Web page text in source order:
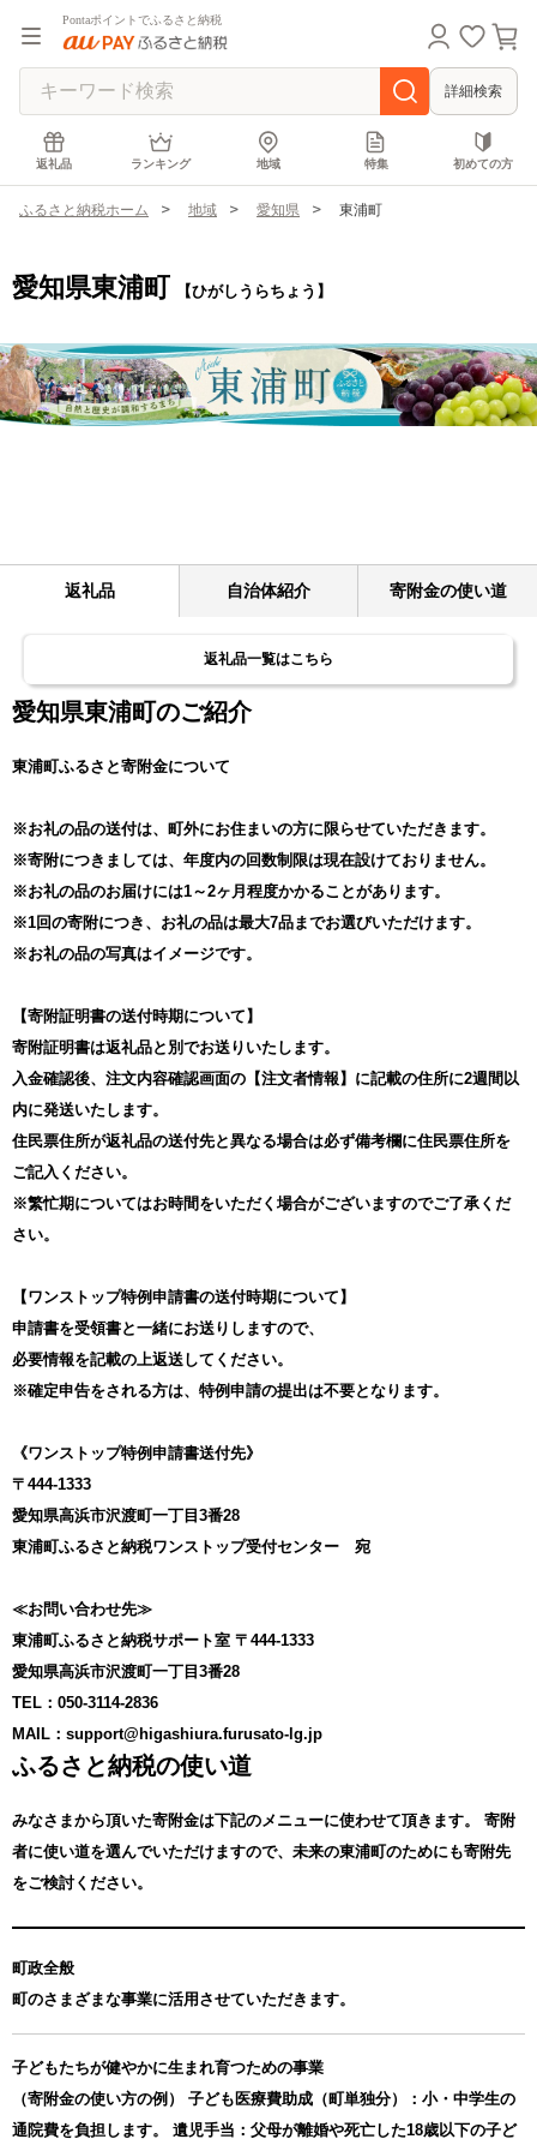
Pontaポイントでふるさと納税
詳細検索
返礼品 ランキング 地域 特集 初めての方
ふるさと納税ホーム 地域 愛知県 東浦町
愛知県東浦町 【ひがしうらちょう】
返礼品 自治体紹介 寄附金の使い道
返礼品一覧はこちら
愛知県東浦町のご紹介
東浦町ふるさと寄附金について
※お礼の品の送付は、町外にお住まいの方に限らせていただきます。
※寄附につきましては、年度内の回数制限は現在設けておりません。
※お礼の品のお届けには1～2ヶ月程度かかることがあります。
※1回の寄附につき、お礼の品は最大7品までお選びいただけます。
※お礼の品の写真はイメージです。
【寄附証明書の送付時期について】
寄附証明書は返礼品と別でお送りいたします。
入金確認後、注文内容確認画面の【注文者情報】に記載の住所に2週間以
内に発送いたします。
住民票住所が返礼品の送付先と異なる場合は必ず備考欄に住民票住所を
ご記入ください。
※繁忙期についてはお時間をいただく場合がございますのでご了承くだ
さい。
【ワンストップ特例申請書の送付時期について】
申請書を受領書と一緒にお送りしますので、
必要情報を記載の上返送してください。
※確定申告をされる方は、特例申請の提出は不要となります。
《ワンストップ特例申請書送付先》
〒444-1333
愛知県高浜市沢渡町一丁目3番28
東浦町ふるさと納税ワンストップ受付センター 宛
≪お問い合わせ先≫
東浦町ふるさと納税サポート室 〒444-1333
愛知県高浜市沢渡町一丁目3番28
TEL：050-3114-2836
MAIL：support@higashiura.furusato-lg.jp
ふるさと納税の使い道
みなさまから頂いた寄附金は下記のメニューに使わせて頂きます。
寄附
者に使い道を選んでいただけますので、未来の東浦町のためにも寄附先
をご検討ください。
町政全般
町のさまざまな事業に活用させていただきます。
子どもたちが健やかに生まれ育つための事業
（寄附金の使い方の例） 子ども医療費助成（町単独分）：小・中学生の
通院費を負担します。 遺児手当：父母が離婚や死亡した18歳以下の子ど